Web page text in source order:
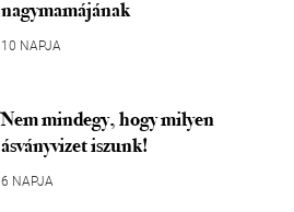
nagymamájának
10 NAPJA
Nem mindegy, hogy milyen
ásványvizet iszunk!
6 NAPJA